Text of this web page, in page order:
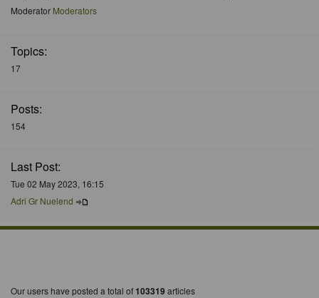
Moderator Moderators
Topics:
17
Posts:
154
Last Post:
Tue 02 May 2023, 16:15
Adri Gr Nuelend
Our users have posted a total of103319 articles